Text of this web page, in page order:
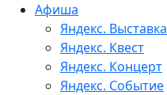
Афиша
Яндекс. Выставка
Яндекс. Квест
Яндекс. Концерт
Яндекс. Событие